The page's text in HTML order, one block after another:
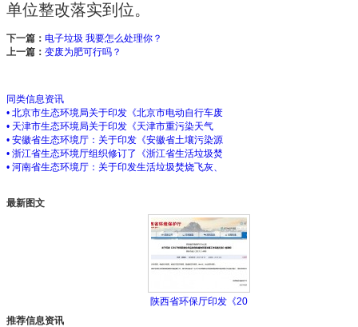
单位整改落实到位。
下一篇： 电子垃圾 我要怎么处理你？
上一篇： 变废为肥可行吗？
同类信息资讯
• 北京市生态环境局关于印发《北京市电动自行车废
• 天津市生态环境局关于印发《天津市重污染天气
• 安徽省生态环境厅：关于印发《安徽省土壤污染源
• 浙江省生态环境厅组织修订了《浙江省生活垃圾焚
• 河南省生态环境厅：关于印发生活垃圾焚烧飞灰、
最新图文
陕西省环保厅印发《20
推荐信息资讯